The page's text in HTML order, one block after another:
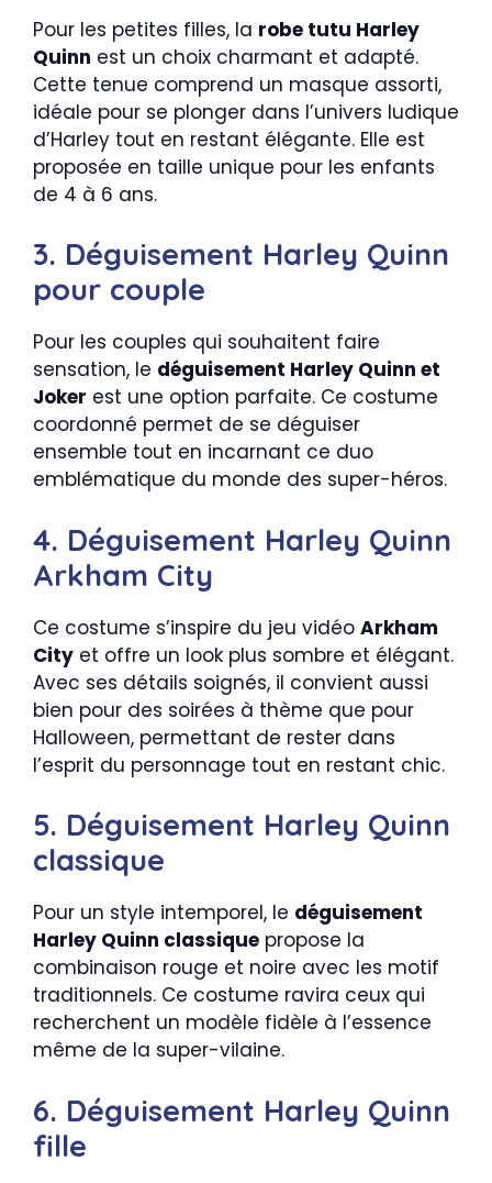
Pour les petites filles, la robe tutu Harley
Quinn est un choix charmant et adapté.
Cette tenue comprend un masque assorti,
idéale pour se plonger dans l’univers ludique
d’Harley tout en restant élégante. Elle est
proposée en taille unique pour les enfants
de 4 à 6 ans.
3. Déguisement Harley Quinn
pour couple
Pour les couples qui souhaitent faire
sensation, le déguisement Harley Quinn et
Joker est une option parfaite. Ce costume
coordonné permet de se déguiser
ensemble tout en incarnant ce duo
emblématique du monde des super-héros.
4. Déguisement Harley Quinn
Arkham City
Ce costume s’inspire du jeu vidéo Arkham
City et offre un look plus sombre et élégant.
Avec ses détails soignés, il convient aussi
bien pour des soirées à thème que pour
Halloween, permettant de rester dans
l’esprit du personnage tout en restant chic.
5. Déguisement Harley Quinn
classique
Pour un style intemporel, le déguisement
Harley Quinn classique propose la
combinaison rouge et noire avec les motif
traditionnels. Ce costume ravira ceux qui
recherchent un modèle fidèle à l’essence
même de la super-vilaine.
6. Déguisement Harley Quinn
fille